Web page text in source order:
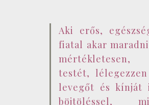
Aki erős,
fiatal akar
mértékletesen,
testét,
levegőt és kínját
böjtöléssel,